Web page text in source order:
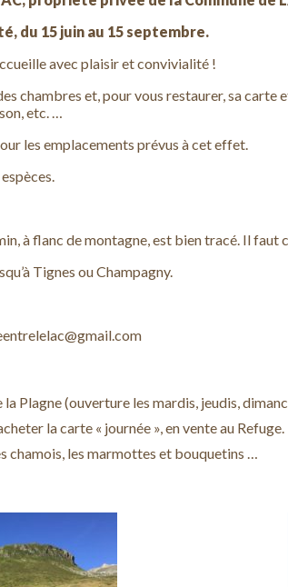
du 15 juin au 15 septembre.
avec plaisir et convivialité !
chambres et, pour vous restaurer, sa
etc. …
les emplacements prévus à cet effet.
à flanc de montagne, est bien tracé. Il
Tignes ou Champagny.
la Plagne (ouverture les mardis, jeudis,
la carte « journée », en vente au Refuge.
chamois, les marmottes et bouquetins …